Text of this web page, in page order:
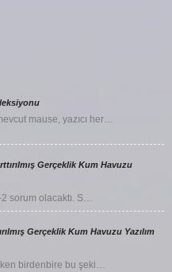
mause, yazıcı her…
Gerçeklik Kum Havuzu
sorum olacaktı. S…
Gerçeklik Kum Havuzu Yazılım
birdenbire bu şeki…